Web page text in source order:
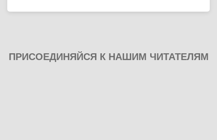
ПРИСОЕДИНЯЙСЯ К НАШИМ ЧИТАТЕЛЯМ